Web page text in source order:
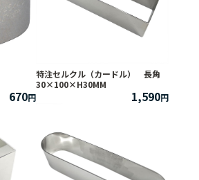
670
特注セルクル（カードル） 長角
30×100×H30MM
1,590